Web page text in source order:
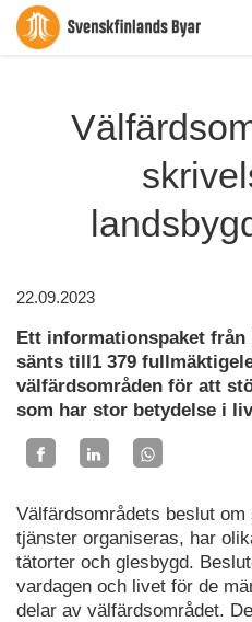
22.09.2023
Ett informationspaket från
sänts till1 379
välfärdsområden för att
som har stor betydelse i
Välfärdsområdets beslut
tjänster organiseras, har
tätorter och glesbygd.
vardagen och livet för de
delar av välfärdsområdet.